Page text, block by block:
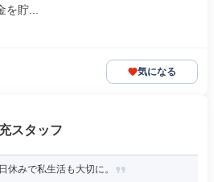
貯...
気になる
スタッフ
休みで私生活も大切に。